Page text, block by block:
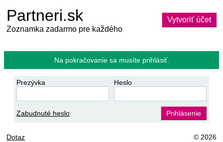
Partneri.sk
Zoznamka zadarmo pre každého
Vytvoriť účet
Na pokračovanie sa musíte prihlásiť.
Prezývka Heslo
Zabudnuté heslo Prihlásenie
Dotaz © 2026